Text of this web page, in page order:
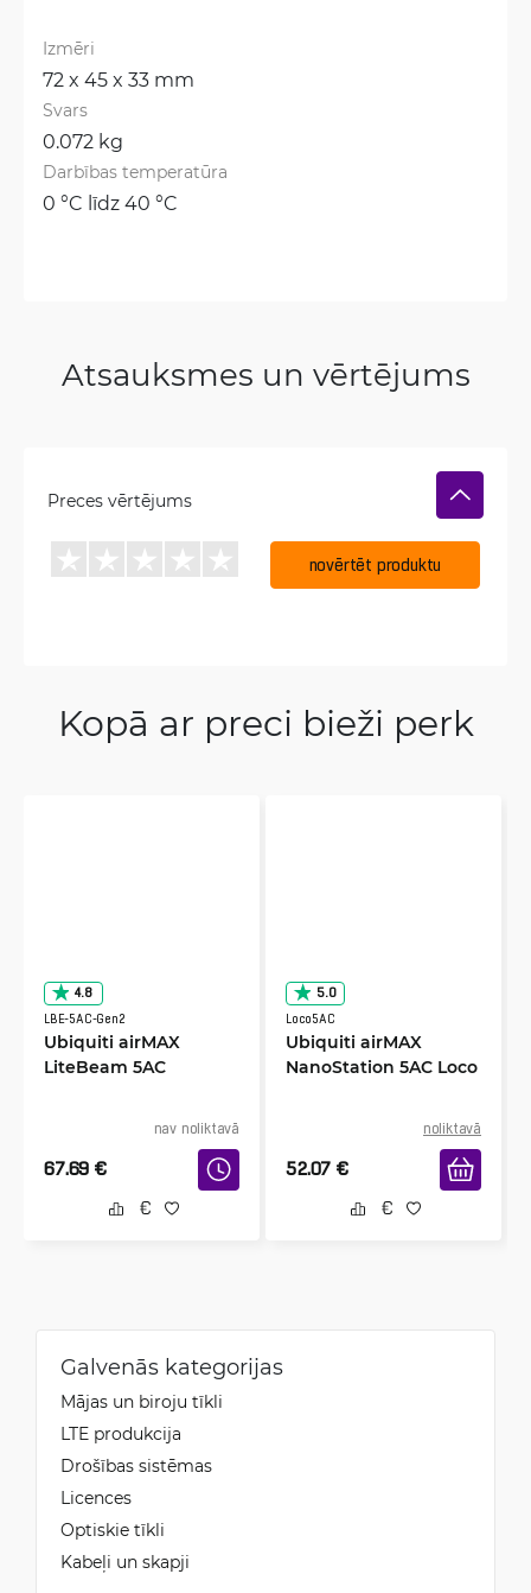
Izmēri
72 x 45 x 33 mm
Svars
0.072 kg
Darbības temperatūra
0 °C līdz 40 °C
Atsauksmes un vērtējums
Preces vērtējums
novērtēt produktu
Kopā ar preci bieži perk
4.8
LBE-5AC-Gen2
Ubiquiti airMAX
LiteBeam 5AC
nav noliktavā
67.69 €
5.0
Loco5AC
Ubiquiti airMAX
NanoStation 5AC Loco
noliktavā
52.07 €
Galvenās kategorijas
Mājas un biroju tīkli
LTE produkcija
Drošības sistēmas
Licences
Optiskie tīkli
Kabeļi un skapji